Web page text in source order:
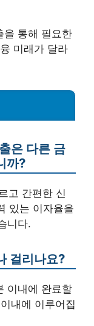
을 통해 필요한
미래가 달라
은 다른 금
까?
고 간편한 신
있는 이자율을
니다.
걸리나요?
이내에 완료할
내에 이루어집